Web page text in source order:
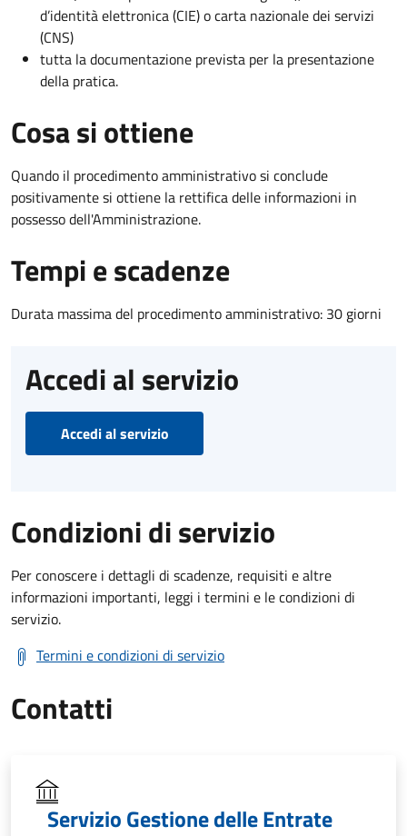
d’identità elettronica (CIE) o carta nazionale dei servizi
(CNS)
tutta la documentazione prevista per la presentazione
della pratica.
Cosa si ottiene
Quando il procedimento amministrativo si conclude
positivamente si ottiene la rettifica delle informazioni in
possesso dell'Amministrazione.
Tempi e scadenze
Durata massima del procedimento amministrativo: 30 giorni
Accedi al servizio
Accedi al servizio
Condizioni di servizio
Per conoscere i dettagli di scadenze, requisiti e altre
informazioni importanti, leggi i termini e le condizioni di
servizio.
Termini e condizioni di servizio
Contatti
Servizio Gestione delle Entrate